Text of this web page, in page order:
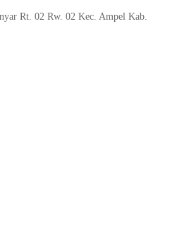
Rt. 02 Rw. 02 Kec. Ampel Kab.